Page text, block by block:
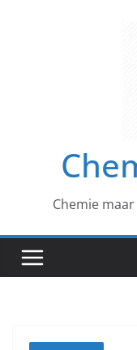
Chemie